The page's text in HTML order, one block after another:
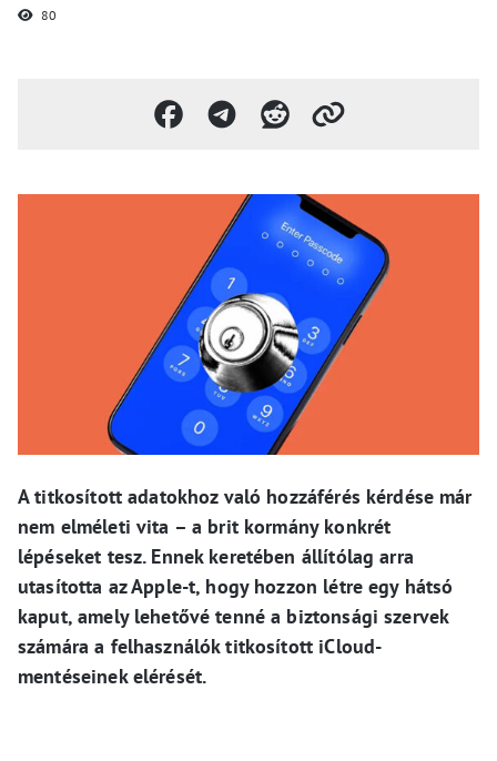
80
A titkosított adatokhoz való hozzáférés kérdése már
nem elméleti vita – a brit kormány konkrét
lépéseket tesz. Ennek keretében állítólag arra
utasította az Apple-t, hogy hozzon létre egy hátsó
kaput, amely lehetővé tenné a biztonsági szervek
számára a felhasználók titkosított iCloud-
mentéseinek elérését.